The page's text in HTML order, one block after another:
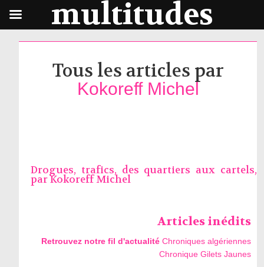
Tous les articles par
Kokoreff Michel
Drogues, trafics, des quartiers aux cartels,
parKokoreff Michel
Articles inédits
Retrouvez notre fil d'actualité Chroniques algériennes
Chronique Gilets Jaunes
multitudes